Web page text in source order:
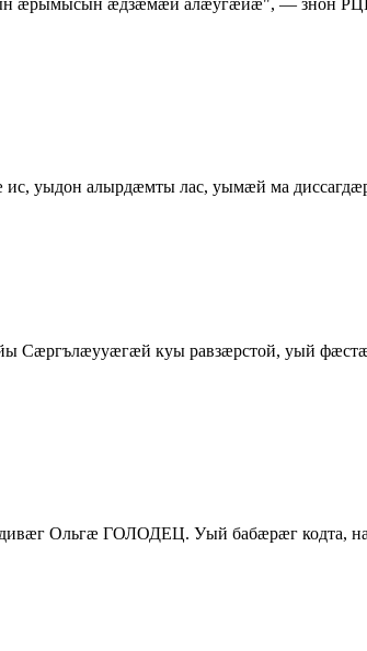
уыдон алырдæмты лас, уымæй ма
куы равзæрстой, уый
Ольгæ ГОЛОДЕЦ. Уый бабæрæг кодта,